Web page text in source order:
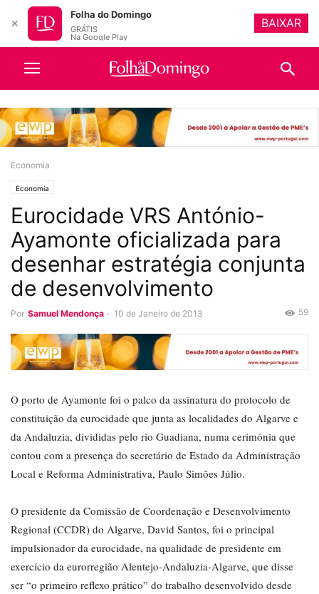
Economia
Economia
Eurocidade VRS António-
Ayamonte oficializada para
desenhar estratégia conjunta
de desenvolvimento
Por Samuel Mendonça - 10 de Janeiro de 2013 59
O porto de Ayamonte foi o palco da assinatura do protocolo de
constituição da eurocidade que junta as localidades do Algarve e
da Andaluzia, divididas pelo rio Guadiana, numa cerimónia que
contou com a presença do secretário de Estado da Administração
Local e Reforma Administrativa, Paulo Simões Júlio.
O presidente da Comissão de Coordenação e Desenvolvimento
Regional (CCDR) do Algarve, David Santos, foi o principal
impulsionador da eurocidade, na qualidade de presidente em
exercício da eurorregião Alentejo-Andaluzia-Algarve, que disse
ser “o primeiro reflexo prático” do trabalho desenvolvido desde
✕
Folha do Domingo
GRÁTIS
Na Google Play
BAIXAR